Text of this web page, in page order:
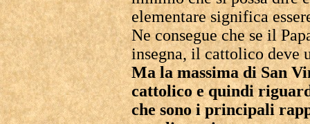
elementare significa
Ne consegue che se il
insegna, il cattolico deve
Ma la massima di San
cattolico e quindi
che sono i principali